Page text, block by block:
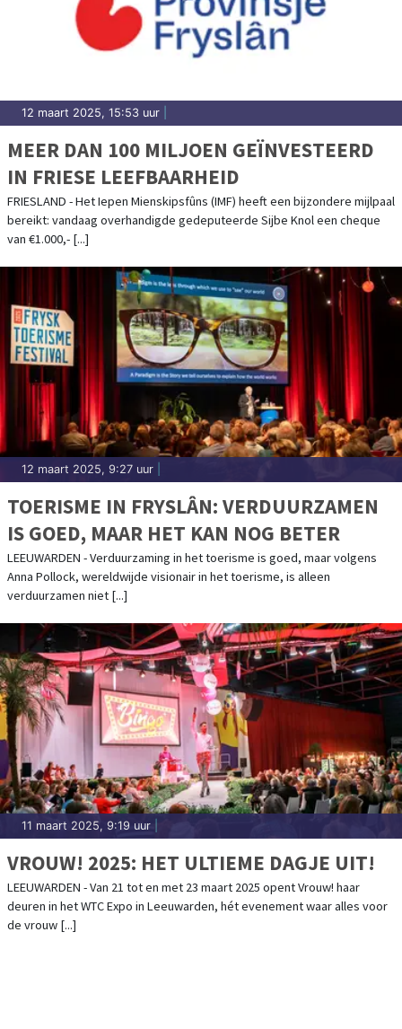
12 maart 2025, 15:53 uur
MEER DAN 100 MILJOEN GEÏNVESTEERD
IN FRIESE LEEFBAARHEID
FRIESLAND - Het Iepen Mienskipsfûns (IMF) heeft een bijzondere mijlpaal
bereikt: vandaag overhandigde gedeputeerde Sijbe Knol een cheque
van €1.000,- [...]
12 maart 2025, 9:27 uur
TOERISME IN FRYSLÂN: VERDUURZAMEN
IS GOED, MAAR HET KAN NOG BETER
LEEUWARDEN - Verduurzaming in het toerisme is goed, maar volgens
Anna Pollock, wereldwijde visionair in het toerisme, is alleen
verduurzamen niet [...]
11 maart 2025, 9:19 uur
VROUW! 2025: HET ULTIEME DAGJE UIT!
LEEUWARDEN - Van 21 tot en met 23 maart 2025 opent Vrouw! haar
deuren in het WTC Expo in Leeuwarden, hét evenement waar alles voor
de vrouw [...]